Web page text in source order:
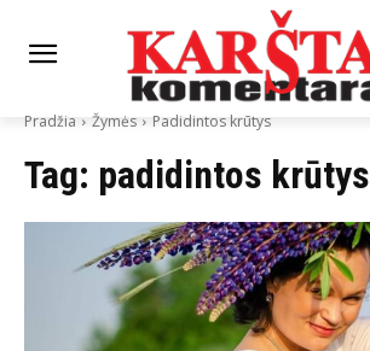
Pradžia Žymės Padidintos krūtys
Tag: padidintos krūtys